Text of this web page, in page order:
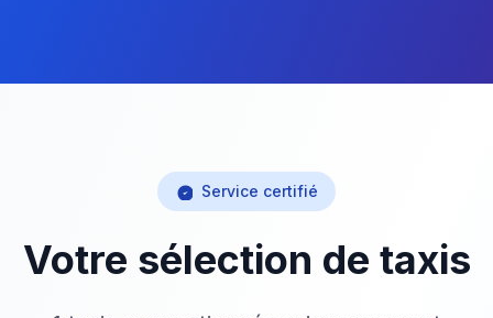
Service certifié
Votre sélection de taxis